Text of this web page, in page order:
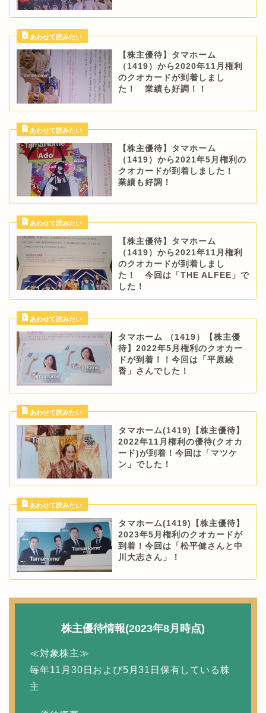
【株主優待】タマホーム
（1419）から2020年11月権利
のクオカードが到着しまし
た！ 業績も好調！！
【株主優待】タマホーム
（1419）から2021年5月権利の
クオカードが到着しました！
業績も好調！
【株主優待】タマホーム
（1419）から2021年11月権利
のクオカードが到着しまし
た！ 今回は「THE ALFEE」で
した！
タマホーム （1419）【株主優
待】2022年5月権利のクオカー
ドが到着！！今回は「平原綾
香」さんでした！
タマホーム(1419)【株主優待】
2022年11月権利の優待(クオカ
ード)が到着！今回は「マツケ
ン」でした！
タマホーム(1419)【株主優待】
2023年5月権利のクオカードが
到着！今回は「松平健さんと中
川大志さん」！
株主優待情報(2023年8月時点)
≪対象株主≫
毎年11月30日および5月31日保有している株
主